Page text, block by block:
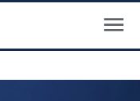
メ
ニ
ュ